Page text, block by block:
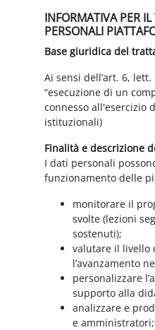
INFORMATIVA PER
PERSONALI
Base giuridica del
Ai sensi dell’art. 6,
“esecuzione di un
connesso all'esercizio
istituzionali)
Finalità e descrizione
I dati personali
funzionamento delle
monitorare il
svolte (lezioni
sostenuti);
valutare il livello
l’avanzamento
personalizzare
supporto alla
analizzare e
e amministratori;